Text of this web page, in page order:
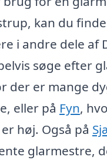
kan du
i andre dele af
søge efter
der er mange
eller på Fyn,
høj. Også på
glarmestre,